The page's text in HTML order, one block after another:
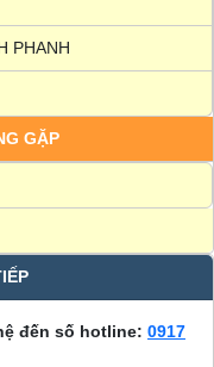
PHANH
GẶP
đến số hotline: 0917